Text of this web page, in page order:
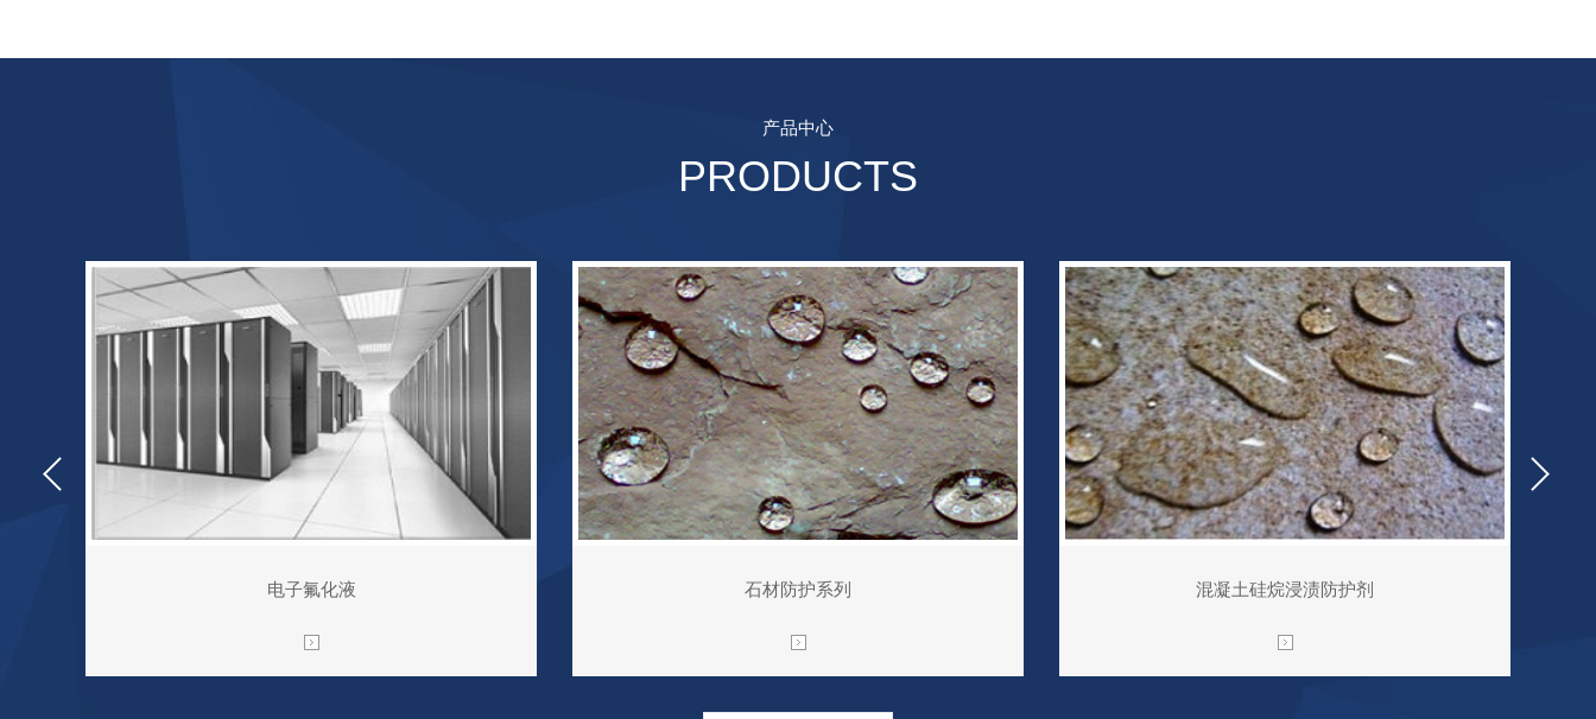
产品中心
PRODUCTS
电子氟化液 石材防护系列 混凝土硅烷浸渍防护剂